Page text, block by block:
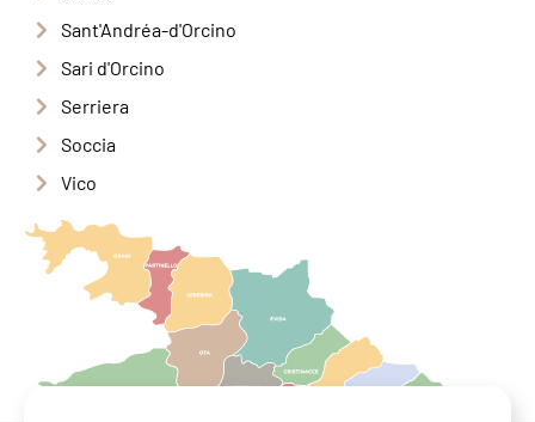
Sant'Andréa-d'Orcino
Sari d'Orcino
Serriera
Soccia
Vico